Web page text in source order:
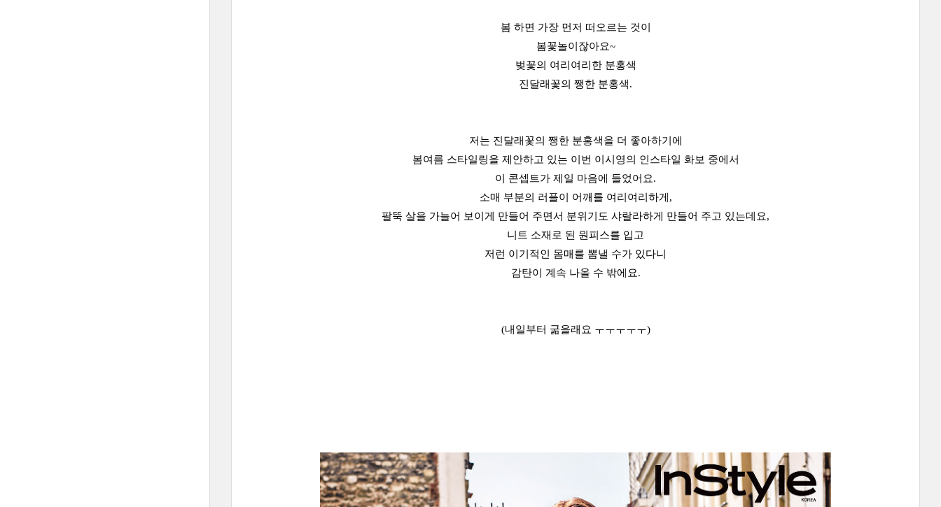
봄 하면 가장 먼저 떠오르는 것이
봄꽃놀이잖아요~
벚꽃의 여리여리한 분홍색
진달래꽃의 쨍한 분홍색.
저는 진달래꽃의 쨍한 분홍색을 더 좋아하기에
봄여름 스타일링을 제안하고 있는 이번 이시영의 인스타일 화보 중에서
이 콘셉트가 제일 마음에 들었어요.
소매 부분의 러플이 어깨를 여리여리하게,
팔뚝 살을 가늘어 보이게 만들어 주면서 분위기도 샤랄라하게 만들어 주고 있는데요,
니트 소재로 된 원피스를 입고
저런 이기적인 몸매를 뽐낼 수가 있다니
감탄이 계속 나올 수 밖에요.
(내일부터 굶을래요 ㅜㅜㅜㅜㅜ)